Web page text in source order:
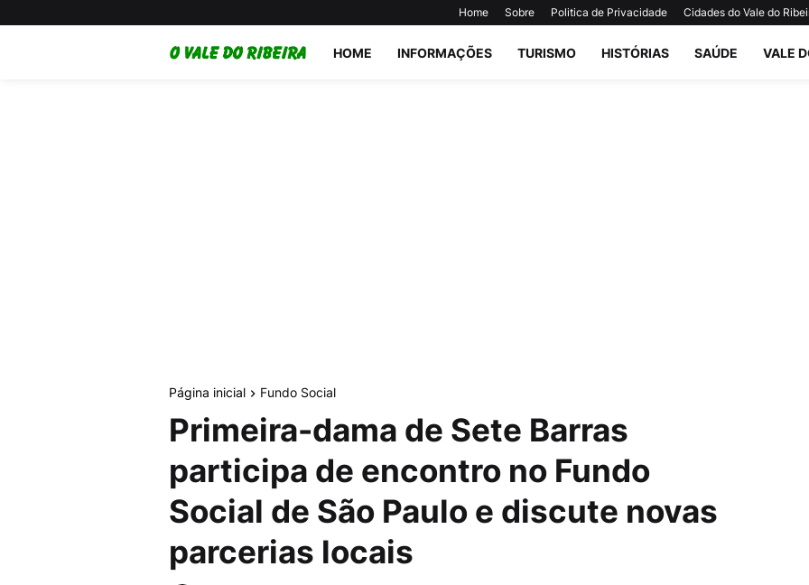
Home Sobre Politica de Privacidade Cidades do Vale do
HOME INFORMAÇÕES TURISMO HISTÓRIAS SAÚDE VALE
Página inicial Fundo Social
Primeira-dama de Sete Barras
participa de encontro no Fundo
Social de São Paulo e discute novas
parcerias locais